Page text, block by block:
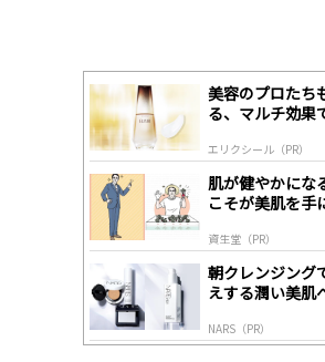
美容のプロたち
る、マルチ効果
エリクシール（PR）
肌が健やかにな
こそが美肌を手
資生堂（PR）
朝クレンジング
えする潤い美肌
NARS（PR）